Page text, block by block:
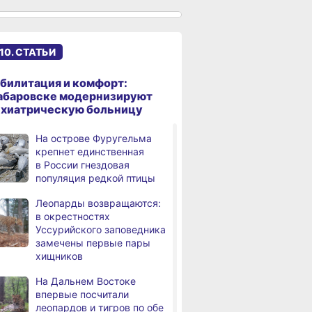
о незаконном хранении
В Хабаровском крае
потушили за сутки 9
возгораний
Горнодобывающая отрасль
Хабаровского края
демонстрирует уверенный
рост
Аэродром
в Николаевске‑на‑Амуре
прошёл проверку
Магнитные бури,
в Хабаровске 8 августа
СТАТЬИ
и комфорт:
модернизируют
больницу
На острове Фуругельма
крепнет единственная
в России гнездовая
популяция редкой птицы
Леопарды возвращаются:
в окрестностях
Уссурийского заповедника
замечены первые пары
хищников
На Дальнем Востоке
впервые посчитали
леопардов и тигров по обе